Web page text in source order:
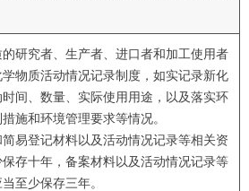
研究者、生产者、进口者和加工使用者
物质活动情况记录制度，如实记录新化
间、数量、实际使用用途，以及落实环
施和环境管理要求等情况。
易登记材料以及活动情况记录等相关资
存十年，备案材料以及活动情况记录等
至少保存三年。